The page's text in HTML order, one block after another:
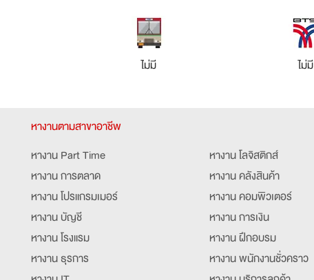
ไม่มี ไม่มี
หางานตามสาขาอาชีพ
หางาน Part Time
หางาน การตลาด
หางาน โปรแกรมเมอร์
หางาน บัญชี
หางาน โรงแรม
หางาน ธุรการ
หางาน โลจิสติกส์
หางาน คลังสินค้า
หางาน คอมพิวเตอร์
หางาน การเงิน
หางาน ฝึกอบรม
หางาน พนักงานชั่วคราว